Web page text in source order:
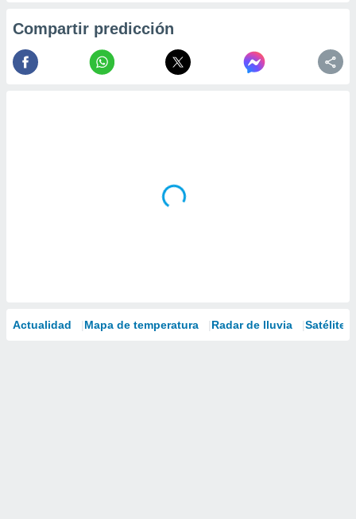
Compartir predicción
Actualidad Mapa de temperatura Radar de lluvia Satélites